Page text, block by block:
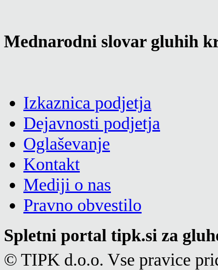
Mednarodni slovar gluhih
Izkaznica podjetja
Dejavnosti podjetja
Oglaševanje
Kontakt
Mediji o nas
Pravno obvestilo
Spletni portal tipk.si za
© TIPK d.o.o. Vse pravice